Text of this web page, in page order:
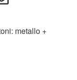
metallo +